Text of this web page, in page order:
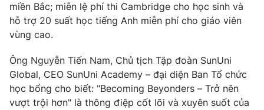
miền Bắc; miễn lệ phí thi Cambridge cho học sinh và
hỗ trợ 20 suất học tiếng Anh miễn phí cho giáo viên
vùng cao.
Ông Nguyễn Tiến Nam, Chủ tịch Tập đoàn SunUni
Global, CEO SunUni Academy – đại diện Ban Tổ chức
học bổng cho biết: "Becoming Beyonders – Trở nên
vượt trội hơn" là thông điệp cốt lõi và xuyên suốt của